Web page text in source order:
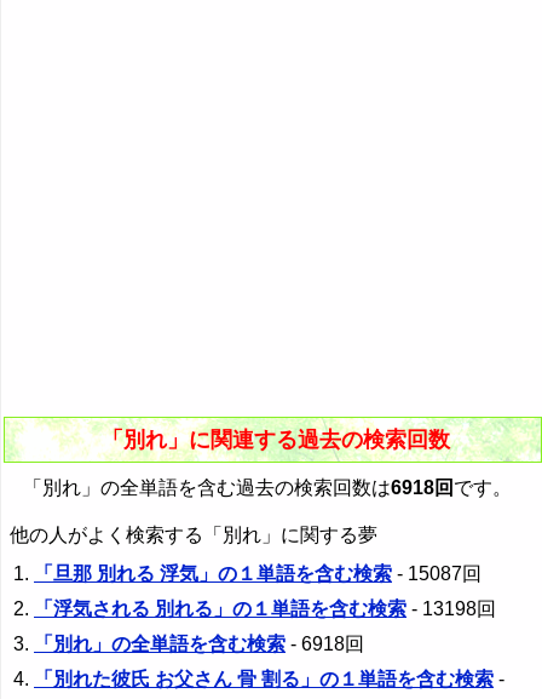
「別れ」に関連する過去の検索回数
「別れ」の全単語を含む過去の検索回数は6918回 です。
他の人がよく検索する「別れ」に関する夢
「旦那 別れる 浮気」の１単語を含む検索 - 15087回
「浮気される 別れる」の１単語を含む検索 - 13198回
「別れ」の全単語を含む検索 - 6918回
「別れた彼氏 お父さん 骨 割る」の１単語を含む検索 -